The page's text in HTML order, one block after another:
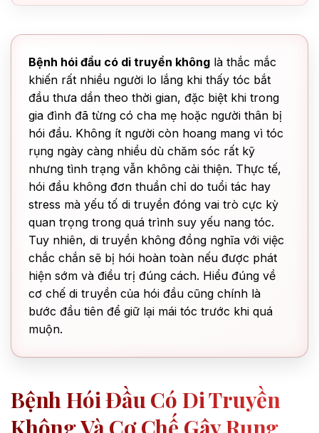
Bệnh hói đầu có di truyền không là thắc mắc
khiến rất nhiều người lo lắng khi thấy tóc bắt
đầu thưa dần theo thời gian, đặc biệt khi trong
gia đình đã từng có cha mẹ hoặc người thân bị
hói đầu. Không ít người còn hoang mang vì tóc
rụng ngày càng nhiều dù chăm sóc rất kỹ
nhưng tình trạng vẫn không cải thiện. Thực tế,
hói đầu không đơn thuần chỉ do tuổi tác hay
stress mà yếu tố di truyền đóng vai trò cực kỳ
quan trọng trong quá trình suy yếu nang tóc.
Tuy nhiên, di truyền không đồng nghĩa với việc
chắc chắn sẽ bị hói hoàn toàn nếu được phát
hiện sớm và điều trị đúng cách. Hiểu đúng về
cơ chế di truyền của hói đầu cũng chính là
bước đầu tiên để giữ lại mái tóc trước khi quá
muộn.
Bệnh Hói Đầu Có Di Truyền